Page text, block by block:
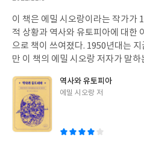
세하게 설명해준다. 특히나 다른
분야가 일반사람들에게 얼마나 큰
는 저자의 마음을 이 책을 읽으면서
의 일을 얼마나 사랑하고 있는지에
볼수 있다.
무리 지나도 아픈 상처처럼 지워지지 않는다 부모의 버
이나 어린나이에 죽음을 먼저 알아
려 해도 쉽게 아이들의 어두움 마음을 밝게 만들수 없는 것이 아마도
이런 문제가 있어서 그런거 같다. 8가지 다양한 이야기 책을 읽으면
서 어른들의 그늘이 아이들에게도
코드 없는 책의 이야기도 괜찮았고..
진으로 남기고 싶어하는 이야기도 재미있었고 깨끗
어 가자는 이야기도 좋았고.. 자살하는 고래이야기도 재미있게 읽었
다.. 하지만 8가지 이야기 속에서 왜 내 머리속에는 어른들의 삶에 영
향으로 아이들까지 바뀌어 버리는 것이 요즘 많이 나오
일
이 책은 에밀 시오랑이라는 작가가
적 상황과 역사와 유토피아에 대한 이야기를 친구에
으로 책이 쓰여졌다. 1950년대는 지금과는 아주 많이 다르다.. 하지
만 이 책의 에밀 시오랑 저자가 말
라고 본다. 이 책에서 말하는 역사는 현실을 얘기하는 부분과 같았
고.. 유토피아는 현실에서는 볼수 없는 꿈
았다. 책을 읽으면서 이렇게 느낌을 받았던 이유는 아마도 이 책의
소단위 제목을 보아도 알수 있다.. 소주제의 제목은 다음과 같다.. -
두 유형의 사회에 대하여.. - 러시아와 자유의 바이러스. - 폭군들의
역사와 유토피아
글
에밀 시오랑 저